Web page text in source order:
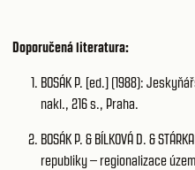
Doporučená literatura:
BOSÁK P. [ed.] (1988):
nakl., 216 s., Praha.
BOSÁK P. & BÍLKOVÁ D. &
republiky – regionalizace